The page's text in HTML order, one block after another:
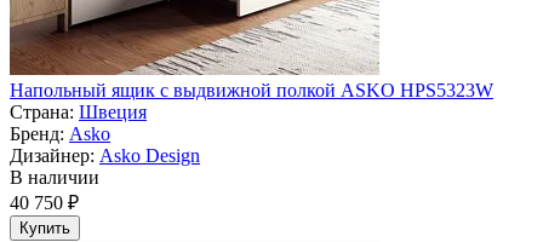
Напольный ящик с выдвижной полкой ASKO HPS5323W
Страна: Швеция
Бренд: Asko
Дизайнер: Asko Design
В наличии
40 750 ₽
Купить